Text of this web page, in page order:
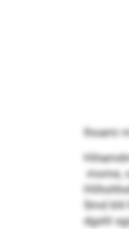
lhoami
mome,
Smd
dgshl